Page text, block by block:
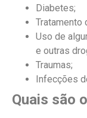
Diabetes;
Tratamento
Uso de
e outras
Traumas;
Infecções
Quais são